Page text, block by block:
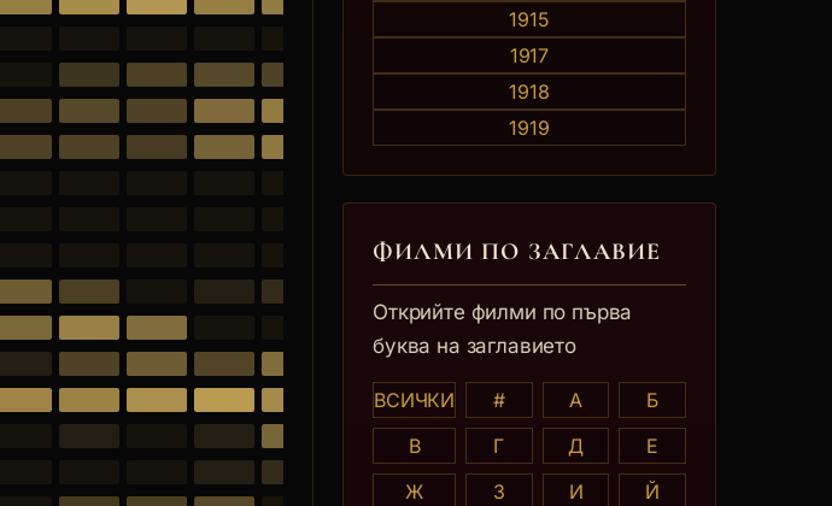
1915
1917
1918
1919
ФИЛМИ ПО ЗАГЛАВИE
Открийте филми по първа
буква на заглавието
ВСИЧКИ # А
Б
В
Г Д
Е
Ж
З И
Й